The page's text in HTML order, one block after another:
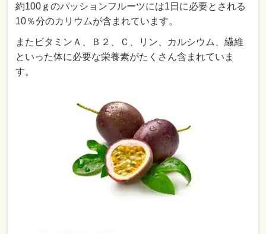
約100ｇのパッションフルーツには1日に必要とされる
10％分のカリウムが含まれています。
またビタミンＡ、Ｂ２、Ｃ、リン、カルシウム、繊維
といった体に必要な栄養素がたくさん含まれていま
す。